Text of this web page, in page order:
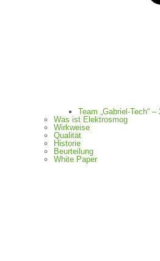
Team „Gabriel-Tech“ –
Was ist Elektrosmog
Wirkweise
Qualität
Historie
Beurteilung
White Paper